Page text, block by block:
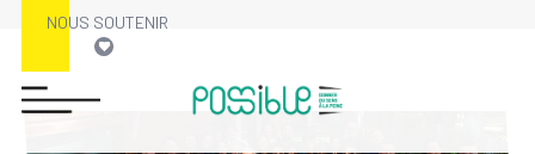
Skip
NOUS SOUTENIR